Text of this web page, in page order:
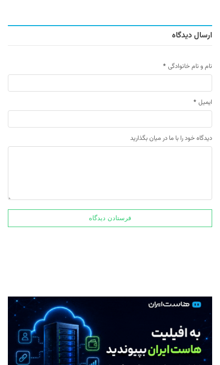
ارسال دیدگاه
نام و نام خانوادگی *
ایمیل *
دیدگاه خود را با ما در میان بگذارید